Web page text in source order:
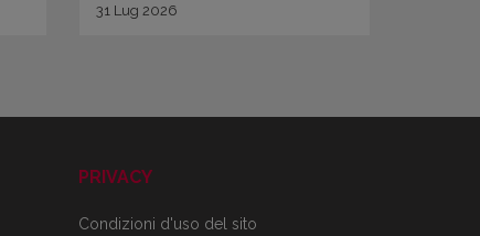
31 Lug 2026
PRIVACY
Condizioni d'uso del sito